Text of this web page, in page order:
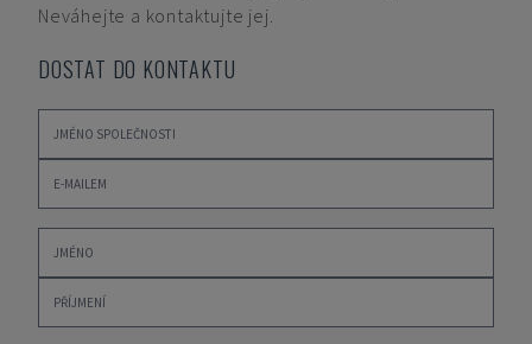
Neváhejte a kontaktujte jej.
DOSTAT DO KONTAKTU